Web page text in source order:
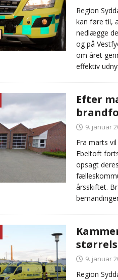
[ 8. august 2026 ]
tilbudsfristen
PRÆHOSPITAL
Region
kan føre til,
nedlægge
og på
om året
effektiv
Efter
9. januar
Fra marts
Ebeltoft
opsagt
årsskiftet.
9. januar
Region